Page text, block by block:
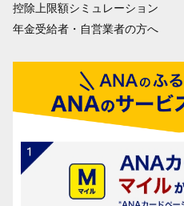
控除上限額シミュレーション
年金受給者・自営業者の方へ